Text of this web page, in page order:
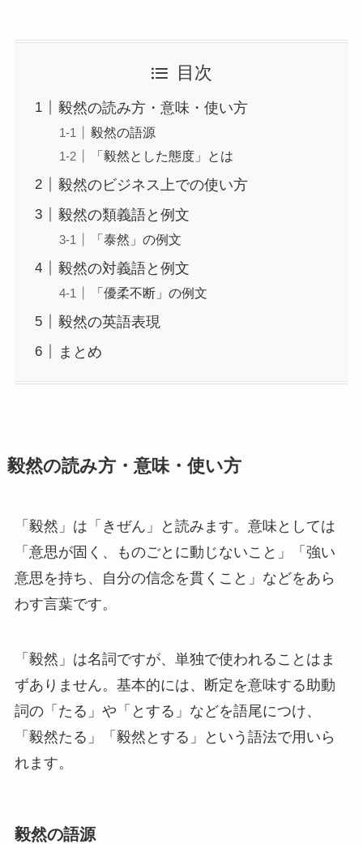
目次
毅然の読み方・意味・使い方
毅然の語源
「毅然とした態度」とは
毅然のビジネス上での使い方
毅然の類義語と例文
「泰然」の例文
毅然の対義語と例文
「優柔不断」の例文
毅然の英語表現
まとめ
毅然の読み方・意味・使い方
「毅然」は「きぜん」と読みます。意味としては
「意思が固く、ものごとに動じないこと」「強い
意思を持ち、自分の信念を貫くこと」などをあら
わす言葉です。
「毅然」は名詞ですが、単独で使われることはま
ずありません。基本的には、断定を意味する助動
詞の「たる」や「とする」などを語尾につけ、
「毅然たる」「毅然とする」という語法で用いら
れます。
毅然の語源